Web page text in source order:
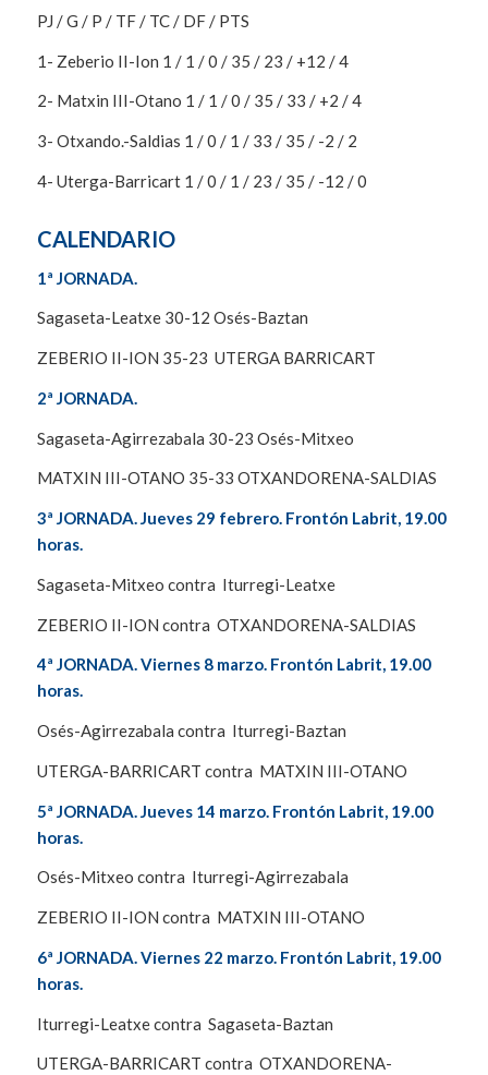
PJ / G / P / TF / TC / DF / PTS
1- Zeberio II-Ion 1 / 1 / 0 / 35 / 23 / +12 / 4
2- Matxin III-Otano 1 / 1 / 0 / 35 / 33 / +2 / 4
3- Otxando.-Saldias 1 / 0 / 1 / 33 / 35 / -2 / 2
4- Uterga-Barricart 1 / 0 / 1 / 23 / 35 / -12 / 0
CALENDARIO
1ª JORNADA.
Sagaseta-Leatxe 30-12 Osés-Baztan
ZEBERIO II-ION 35-23 UTERGA BARRICART
2ª JORNADA.
Sagaseta-Agirrezabala 30-23 Osés-Mitxeo
MATXIN III-OTANO 35-33 OTXANDORENA-SALDIAS
3ª JORNADA. Jueves 29 febrero. Frontón Labrit, 19.00
horas.
Sagaseta-Mitxeo contra Iturregi-Leatxe
ZEBERIO II-ION contra OTXANDORENA-SALDIAS
4ª JORNADA. Viernes 8 marzo. Frontón Labrit, 19.00
horas.
Osés-Agirrezabala contra Iturregi-Baztan
UTERGA-BARRICART contra MATXIN III-OTANO
5ª JORNADA. Jueves 14 marzo. Frontón Labrit, 19.00
horas.
Osés-Mitxeo contra Iturregi-Agirrezabala
ZEBERIO II-ION contra MATXIN III-OTANO
6ª JORNADA. Viernes 22 marzo. Frontón Labrit, 19.00
horas.
Iturregi-Leatxe contra Sagaseta-Baztan
UTERGA-BARRICART contra OTXANDORENA-